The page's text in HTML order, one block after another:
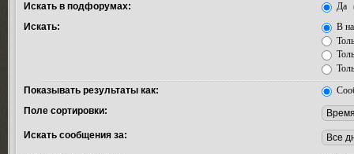
Искать в подфорумах:
Да
Искать:
В
Показывать результаты как:
Поле сортировки:
Искать сообщения за: